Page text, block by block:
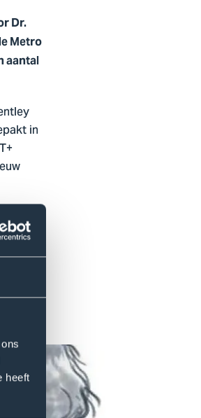
heeft
Dr.
Metro
aantal
in
in